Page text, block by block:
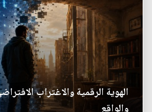
الهوية الرقمية والاغتراب